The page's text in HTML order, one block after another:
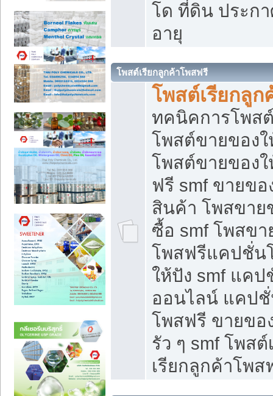
โด ที่ดิน ประก
อายุ
โพสต์เรียกลูกค้าโพสฟรี
โพสต์เรียกลูก
ทคนิคการโพส
โพสต์ขายของ
โพสต์ขายของ
ฟรี smf ขายข
สินค้า โพสขาย
ซื้อ smf โพสข
โพสฟรีแคปชั่น
ให้ปัง smf แค
ออนไลน์ แคป
โพสฟรี ขายขอ
รัว ๆ smf โพส
เรียกลูกค้าโพส